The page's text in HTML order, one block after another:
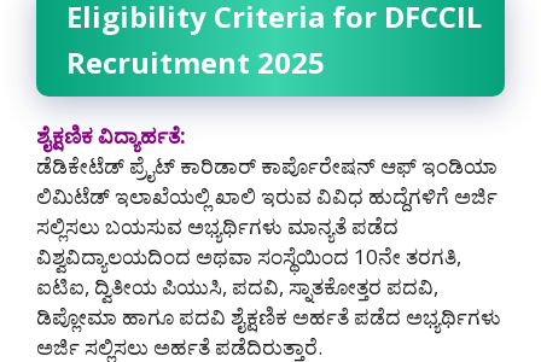
Eligibility Criteria for DFCCIL
Recruitment 2025
ಶೈಕ್ಷಣಿಕ ವಿದ್ಯಾರ್ಹತೆ:
ಡೆಡಿಕೇಟೆಡ್ ಪ್ರೈಟ್ ಕಾರಿಡಾರ್ ಕಾರ್ಪೊರೇಷನ್ ಆಫ್ ಇಂಡಿಯಾ
ಲಿಮಿಟೆಡ್ ಇಲಾಖೆಯಲ್ಲಿ ಖಾಲಿ ಇರುವ ವಿವಿಧ ಹುದ್ದೆಗಳಿಗೆ ಅರ್ಜಿ
ಸಲ್ಲಿಸಲು ಬಯಸುವ ಅಭ್ಯರ್ಥಿಗಳು ಮಾನ್ಯತೆ ಪಡೆದ
ವಿಶ್ವವಿದ್ಯಾಲಯದಿಂದ ಅಥವಾ ಸಂಸ್ಥೆಯಿಂದ 10ನೇ ತರಗತಿ,
ಐಟಿಐ, ದ್ವಿತೀಯ ಪಿಯುಸಿ, ಪದವಿ, ಸ್ನಾತಕೋತ್ತರ ಪದವಿ,
ಡಿಪ್ಲೋಮಾ ಹಾಗೂ ಪದವಿ ಶೈಕ್ಷಣಿಕ ಅರ್ಹತೆ ಪಡೆದ ಅಭ್ಯರ್ಥಿಗಳು
ಅರ್ಜಿ ಸಲ್ಲಿಸಲು ಅರ್ಹತೆ ಪಡೆದಿರುತ್ತಾರೆ.